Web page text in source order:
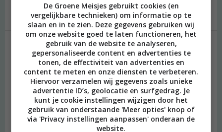
Beantwoorden
Geef een reactie
Je e-mailadres wordt niet gepubliceerd. Vereiste velden zijn
gemarkeerd met*
Reactie*
De Groene Meisjes gebruikt cookies (en
vergelijkbare technieken) om informatie op te
slaan en in te zien. Deze gegevens gebruiken wij
om onze website goed te laten functioneren, het
gebruik van de website te analyseren,
gepersonaliseerde content en advertenties te
tonen, de effectiviteit van advertenties en
content te meten en onze diensten te verbeteren.
Hiervoor verzamelen wij gegevens zoals unieke
advertentie ID’s, geolocatie en surfgedrag. Je
kunt je cookie instellingen wijzigen door het
gebruik van onderstaande 'Meer opties' knop of
via 'Privacy instellingen aanpassen' onderaan de
website.